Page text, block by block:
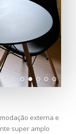
externa e
super amplo